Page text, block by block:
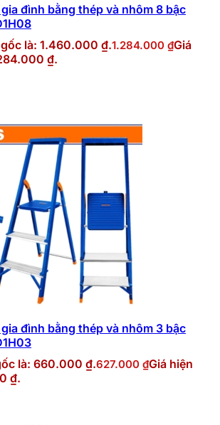
đình bằng thép và nhôm 8 bậc
là: 1.460.000 ₫.1.284.000 ₫Giá
₫.
đình bằng thép và nhôm 3 bậc
là: 660.000 ₫.627.000 ₫Giá hiện
₫.